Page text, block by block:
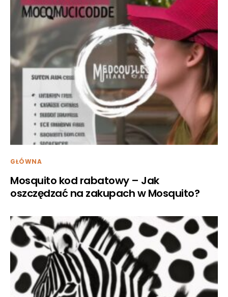
GŁÓWNA
Mosquito kod rabatowy – Jak
oszczędzać na zakupach w Mosquito?